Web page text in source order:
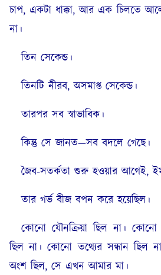
চাপ, একটা ধাক্কা, আর এক চিলতে
না।
তিন সেকেন্ড।
তিনটি নীরব, অসমাপ্ত সেকেন্ড।
তারপর সব স্বাভাবিক।
কিন্তু সে জানত—সব বদলে গেছে।
জৈব-সতর্কতা শুরু হওয়ার আগেই,
তার গর্ভ বীজ বপন করে হয়েছিল।
কোনো যৌনক্রিয়া ছিল না। কোনো
ছিল না। কোনো তথ্যের সন্ধান ছিল
অংশ ছিল, সে এখন আমার মা।